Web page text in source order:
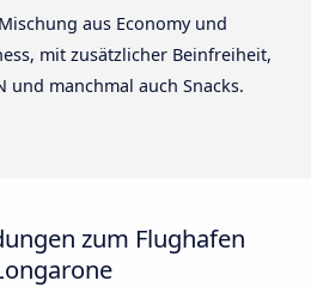
aus Economy und
mit zusätzlicher Beinfreiheit,
und manchmal auch Snacks.
zum Flughafen